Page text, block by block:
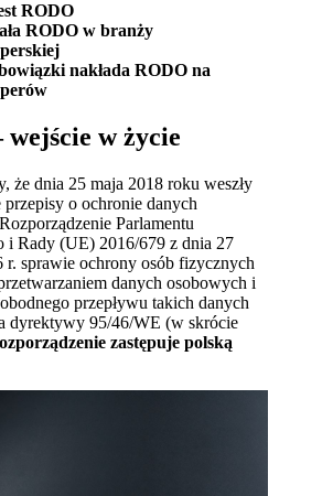
RODO
RODO w branży
nakłada RODO na
wejście w życie
że dnia 25 maja 2018 roku weszły
o ochronie danych
Parlamentu
i Rady (UE) 2016/679 z dnia 27
r. sprawie ochrony osób fizycznych
danych osobowych i
przepływu takich danych
dyrektywy 95/46/WE (w skrócie
zastępuje polską